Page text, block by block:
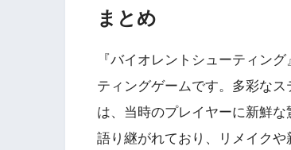
まとめ
『バイオレントシューティン
ティングゲームです。多彩な
は、当時のプレイヤーに新鮮
語り継がれており、リメイク
ラスタ
4
『ナッ
を再び